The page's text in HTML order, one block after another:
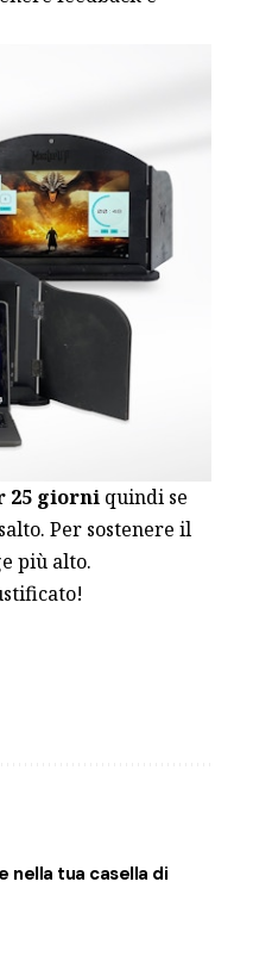
25 giorniquindi se
Per sostenere il
più alto.
nella tua casella di